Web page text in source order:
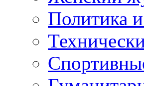
Политика